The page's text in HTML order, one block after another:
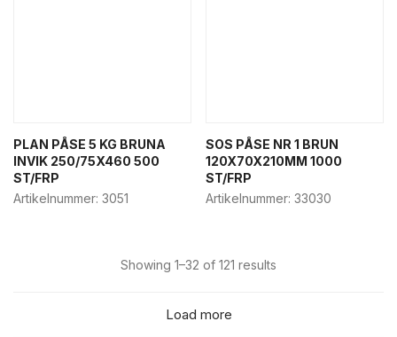
PLAN PÅSE 5 KG BRUNA
INVIK 250/75X460 500
ST/FRP
Artikelnummer: 3051
SOS PÅSE NR 1 BRUN
120X70X210MM 1000
ST/FRP
Artikelnummer: 33030
Showing 1–32 of 121 results
Load more